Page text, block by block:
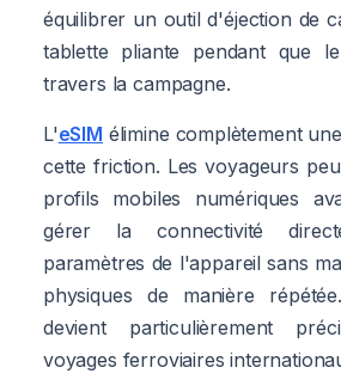
équilibrer un outil d'éjection de
tablette pliante pendant que
travers la campagne.
L'eSIM élimine complètement
cette friction. Les voyageurs
profils mobiles numériques
gérer la connectivité
paramètres de l'appareil sans
physiques de manière
devient particulièrement
voyages ferroviaires